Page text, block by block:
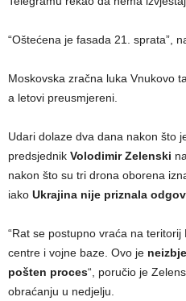
“Oštećena je fasada 21. sprata”,
Moskovska zračna luka Vnukovo
a letovi preusmjereni.
Udari dolaze dva dana nakon što
predsjednik Volodimir Zelenski
nakon što su tri drona oborena
iako Ukrajina nije priznala
“Rat se postupno vraća na
centre i vojne baze. Ovo je
pošten proces“, poručio je
obraćanju u nedjelju.